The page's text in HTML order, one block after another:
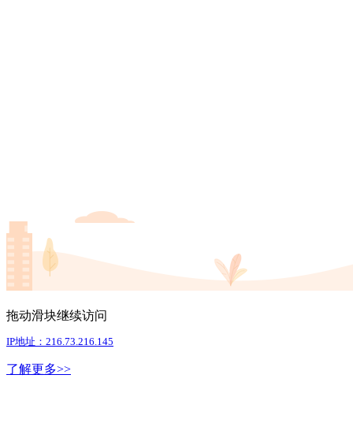
拖动滑块继续访问
IP地址：216.73.216.145
了解更多>>